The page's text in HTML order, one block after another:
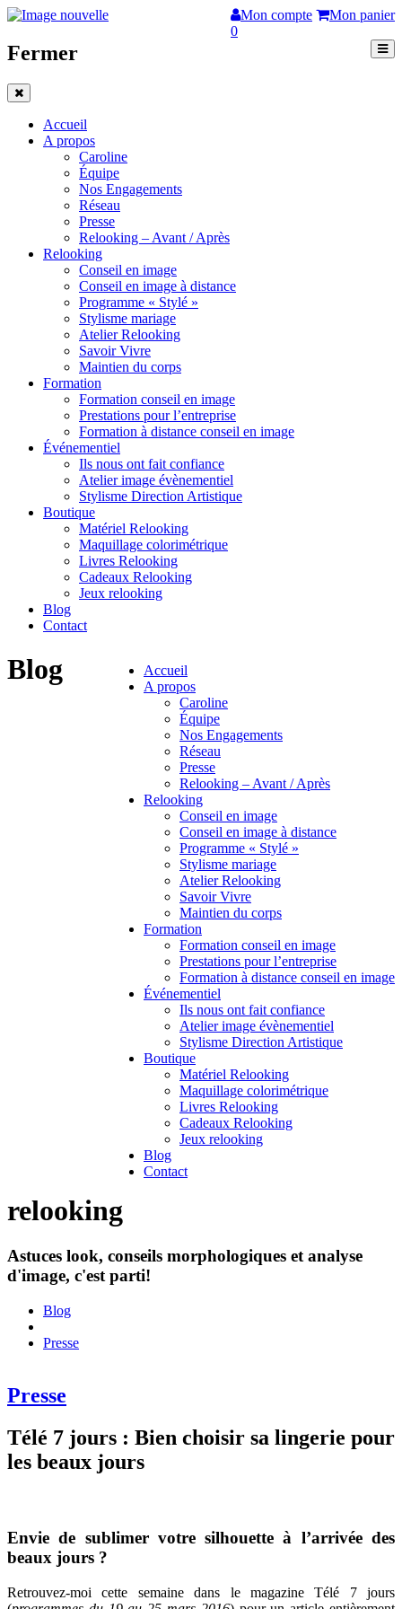
Mon compte
Mon panier
0
Fermer
Accueil
A propos
Caroline
Équipe
Nos Engagements
Réseau
Presse
Relooking – Avant / Après
Relooking
Conseil en image
Conseil en image à distance
Programme « Stylé »
Stylisme mariage
Atelier Relooking
Savoir Vivre
Maintien du corps
Formation
Formation conseil en image
Prestations pour l’entreprise
Formation à distance conseil en image
Événementiel
Ils nous ont fait confiance
Atelier image évènementiel
Stylisme Direction Artistique
Boutique
Matériel Relooking
Maquillage colorimétrique
Livres Relooking
Cadeaux Relooking
Jeux relooking
Blog
Contact
Accueil
A propos
Caroline
Équipe
Nos Engagements
Réseau
Presse
Relooking – Avant / Après
Relooking
Conseil en image
Conseil en image à distance
Programme « Stylé »
Stylisme mariage
Atelier Relooking
Savoir Vivre
Maintien du corps
Formation
Formation conseil en image
Prestations pour l’entreprise
Formation à distance conseil en image
Événementiel
Ils nous ont fait confiance
Atelier image évènementiel
Stylisme Direction Artistique
Boutique
Matériel Relooking
Maquillage colorimétrique
Livres Relooking
Cadeaux Relooking
Jeux relooking
Blog
Contact
Blog
relooking
Astuces look, conseils morphologiques et analyse
d'image, c'est parti!
Blog
Presse
Presse
Télé 7 jours : Bien choisir sa lingerie pour
les beaux jours
Envie de sublimer votre silhouette à l’arrivée des
beaux jours ?
Retrouvez-moi cette semaine dans le magazine Télé 7 jours